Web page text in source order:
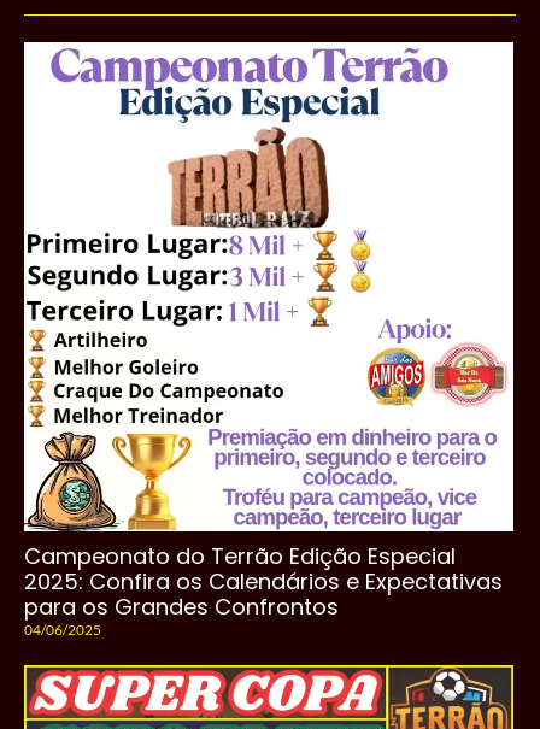
Campeonato do Terrão Edição Especial
2025: Confira os Calendários e Expectativas
para os Grandes Confrontos
04/06/2025